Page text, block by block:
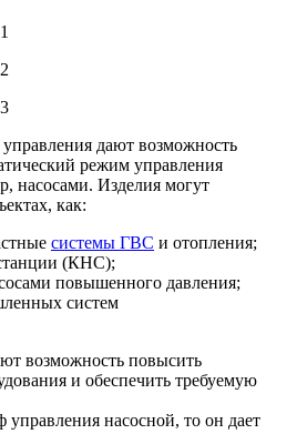
дают возможность
режим управления
насосами. Изделия могут
как:
системы ГВС и отопления;
(КНС);
повышенного давления;
систем
возможность повысить
и обеспечить требуемую
управления насосной, то он дает